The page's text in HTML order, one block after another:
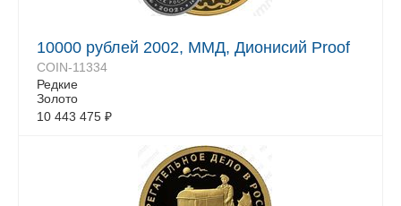
10000 рублей 2002, ММД, Дионисий Proof
COIN-11334
Редкие
Золото
10 443 475 ₽